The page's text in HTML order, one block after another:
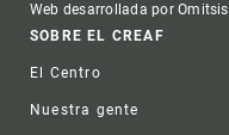
Web desarrollada por
Footer
SOBRE EL CREAF
El Centro
Nuestra gente